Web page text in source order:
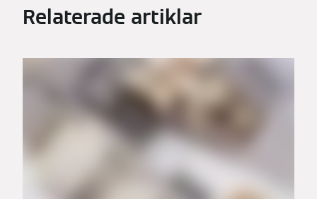
Relaterade artiklar